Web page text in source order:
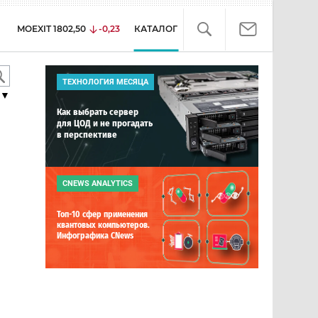
MOEXIT 1802,50 -0,23 КАТАЛОГ
ТЕХНОЛОГИЯ МЕСЯЦА
Как выбрать сервер
для ЦОД и не прогадать
в перспективе
CNEWS ANALYTICS
Топ-10 сфер применения
квантовых компьютеров.
Инфографика CNews